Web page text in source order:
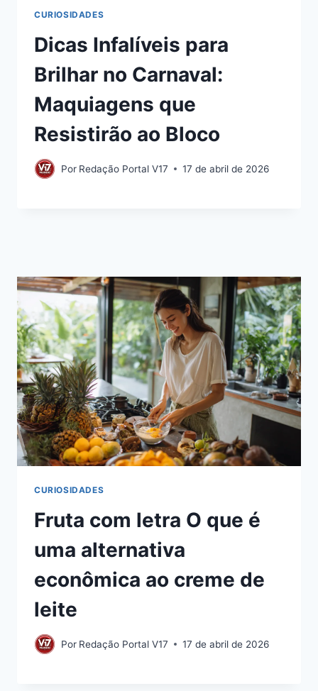
CURIOSIDADES
Dicas Infalíveis para
Brilhar no Carnaval:
Maquiagens que
Resistirão ao Bloco
Por Redação Portal V17 17 de abril de 2026
CURIOSIDADES
Fruta com letra O que é
uma alternativa
econômica ao creme de
leite
Por Redação Portal V17 17 de abril de 2026